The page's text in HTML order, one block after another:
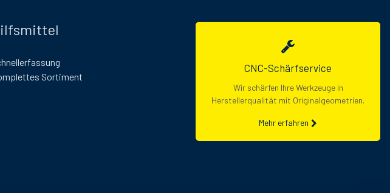
Sortiment
CNC-Schärfservice
Wir schärfen Ihre Werkzeuge in
Herstellerqualität mit Originalgeometrien.
Mehr erfahren